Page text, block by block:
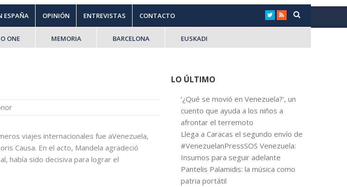
ESPAÑA OPINIÓN ENTREVISTAS CONTACTO
ONE MEMORIA BARCELONA EUSKADI
viajes internacionales fue aVenezuela,
Causa. En el acto, Mandela agradeció
había sido decisiva para lograr el
LO ÚLTIMO
‘¿Qué se movió en Venezuela?’, un
cuento que ayuda a los niños a
afrontar el terremoto
Llega a Caracas el segundo envío de
#VenezuelanPressSOS Venezuela:
Insumos para seguir adelante
Pantelis Palamidis: la música como
patria portátil